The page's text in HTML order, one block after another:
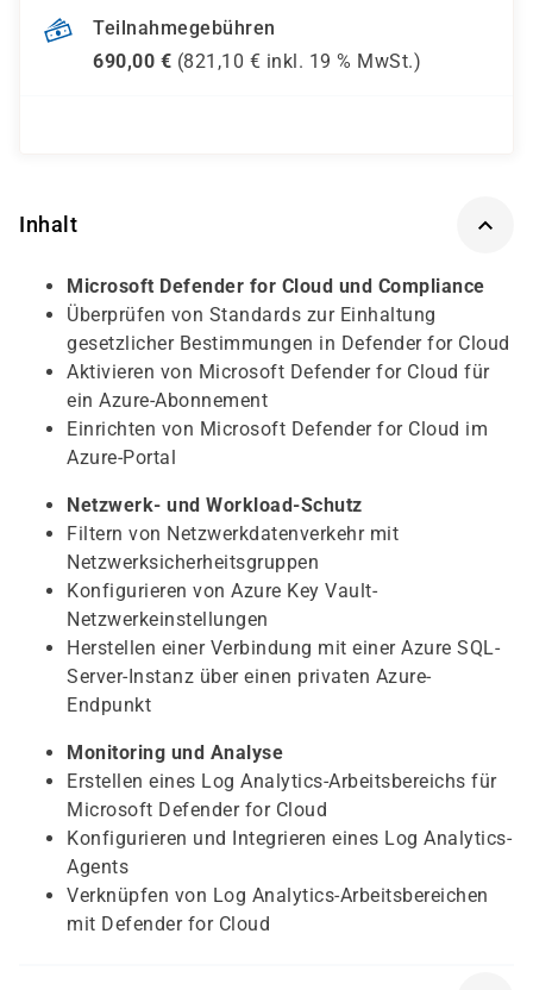
Teilnahmegebühren
690,00 € (821,10 € inkl. 19 % MwSt.)
Inhalt
Microsoft Defender for Cloud und Compliance
Überprüfen von Standards zur Einhaltung
gesetzlicher Bestimmungen in Defender for Cloud
Aktivieren von Microsoft Defender for Cloud für
ein Azure-Abonnement
Einrichten von Microsoft Defender for Cloud im
Azure-Portal
Netzwerk- und Workload-Schutz
Filtern von Netzwerkdatenverkehr mit
Netzwerksicherheitsgruppen
Konfigurieren von Azure Key Vault-
Netzwerkeinstellungen
Herstellen einer Verbindung mit einer Azure SQL-
Server-Instanz über einen privaten Azure-
Endpunkt
Monitoring und Analyse
Erstellen eines Log Analytics-Arbeitsbereichs für
Microsoft Defender for Cloud
Konfigurieren und Integrieren eines Log Analytics-
Agents
Verknüpfen von Log Analytics-Arbeitsbereichen
mit Defender for Cloud